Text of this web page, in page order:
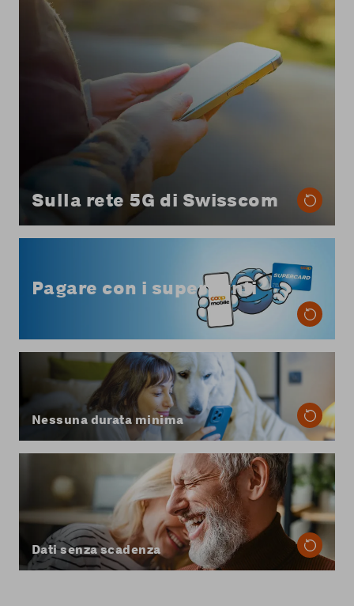
Sulla rete 5G di Swisscom
Con tutti gli abbonamenti mobili di Coop
Mobile, utilizzi la rete 5G di Swisscom.
Pagare con i superpunti
abbonamento mobile con i superpunti, in parte
o per intero.
Scopri di più sul pagamento con i superpunti
Nessuna durata minima
Con Coop Mobile hai la massima flessibilità:
nessuna durata minima del contratto e puoi
disdire quando vuoi, con un preavviso di due
mesi per la fine del mese.
Dati senza scadenza
Con Coop Mobile il tuo volume dati in Svizzera
non scade mai: i dati che non utilizzi durante il
mese vengono automaticamente trasferiti a
quello successivo.
Scopri di più sui dati senza scadenza